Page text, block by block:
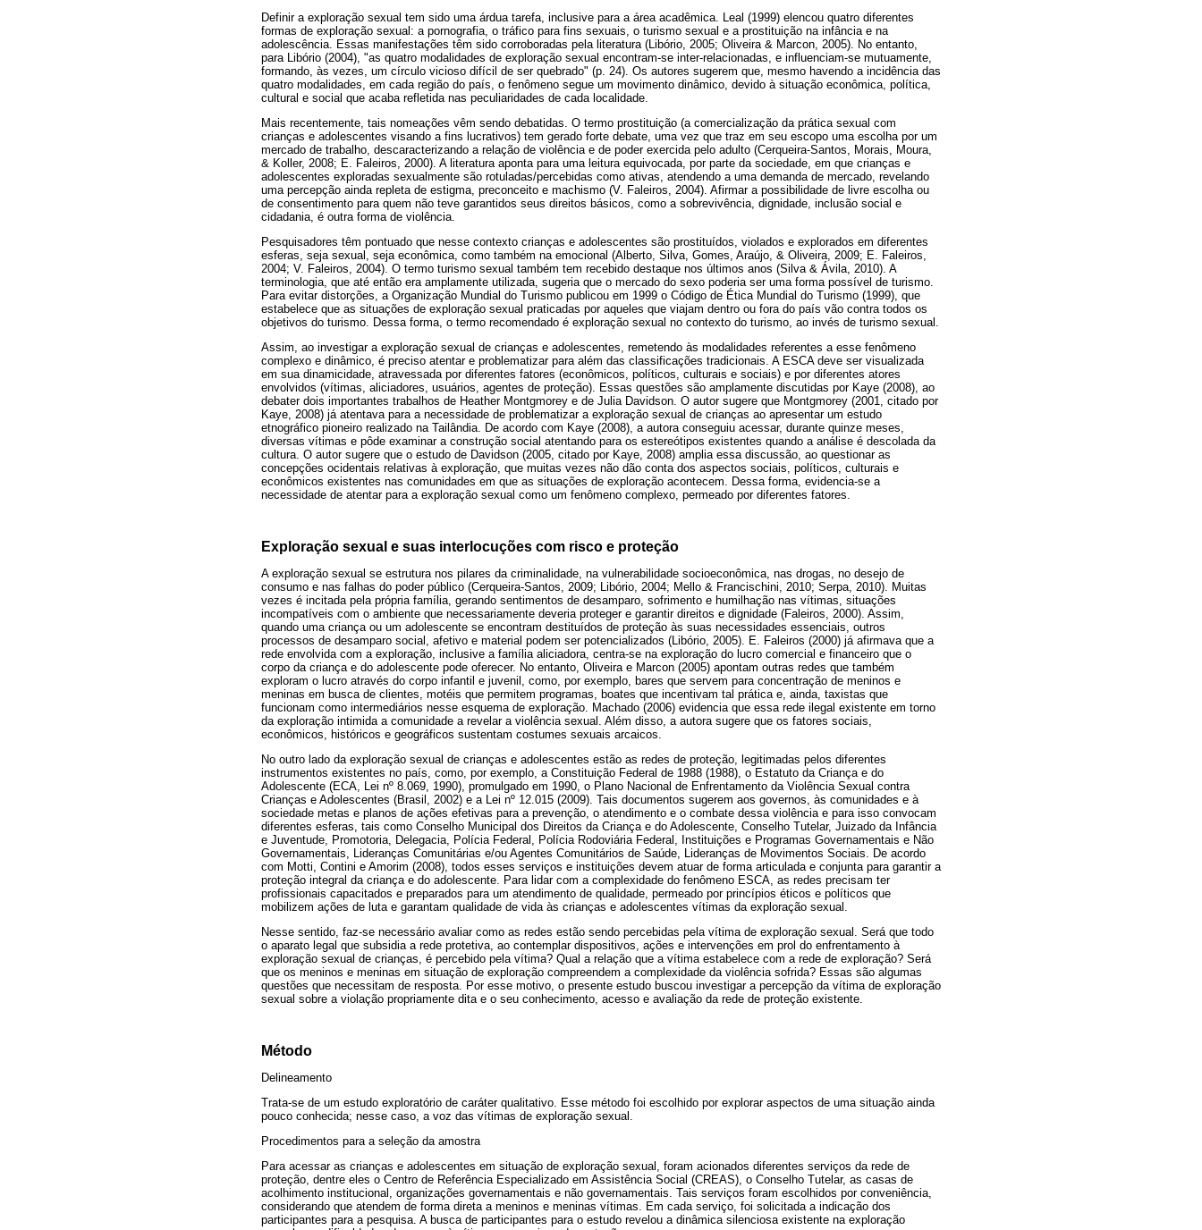
Definir a exploração sexual tem sido uma árdua tarefa, inclusive para a área acadêmica. Leal (1999) elencou quatro diferentes
formas de exploração sexual: a pornografia, o tráfico para fins sexuais, o turismo sexual e a prostituição na infância e na
adolescência. Essas manifestações têm sido corroboradas pela literatura (Libório, 2005; Oliveira & Marcon, 2005). No entanto,
para Libório (2004), "as quatro modalidades de exploração sexual encontram-se inter-relacionadas, e influenciam-se mutuamente,
formando, às vezes, um círculo vicioso difícil de ser quebrado" (p. 24). Os autores sugerem que, mesmo havendo a incidência das
quatro modalidades, em cada região do país, o fenômeno segue um movimento dinâmico, devido à situação econômica, política,
cultural e social que acaba refletida nas peculiaridades de cada localidade.
Mais recentemente, tais nomeações vêm sendo debatidas. O termo prostituição (a comercialização da prática sexual com
crianças e adolescentes visando a fins lucrativos) tem gerado forte debate, uma vez que traz em seu escopo uma escolha por um
mercado de trabalho, descaracterizando a relação de violência e de poder exercida pelo adulto (Cerqueira-Santos, Morais, Moura,
& Koller, 2008; E. Faleiros, 2000). A literatura aponta para uma leitura equivocada, por parte da sociedade, em que crianças e
adolescentes exploradas sexualmente são rotuladas/percebidas como ativas, atendendo a uma demanda de mercado, revelando
uma percepção ainda repleta de estigma, preconceito e machismo (V. Faleiros, 2004). Afirmar a possibilidade de livre escolha ou
de consentimento para quem não teve garantidos seus direitos básicos, como a sobrevivência, dignidade, inclusão social e
cidadania, é outra forma de violência.
Pesquisadores têm pontuado que nesse contexto crianças e adolescentes são prostituídos, violados e explorados em diferentes
esferas, seja sexual, seja econômica, como também na emocional (Alberto, Silva, Gomes, Araújo, & Oliveira, 2009; E. Faleiros,
2004; V. Faleiros, 2004). O termo turismo sexual também tem recebido destaque nos últimos anos (Silva & Ávila, 2010). A
terminologia, que até então era amplamente utilizada, sugeria que o mercado do sexo poderia ser uma forma possível de turismo.
Para evitar distorções, a Organização Mundial do Turismo publicou em 1999 o Código de Ética Mundial do Turismo (1999), que
estabelece que as situações de exploração sexual praticadas por aqueles que viajam dentro ou fora do país vão contra todos os
objetivos do turismo. Dessa forma, o termo recomendado é exploração sexual no contexto do turismo, ao invés de turismo sexual.
Assim, ao investigar a exploração sexual de crianças e adolescentes, remetendo às modalidades referentes a esse fenômeno
complexo e dinâmico, é preciso atentar e problematizar para além das classificações tradicionais. A ESCA deve ser visualizada
em sua dinamicidade, atravessada por diferentes fatores (econômicos, políticos, culturais e sociais) e por diferentes atores
envolvidos (vítimas, aliciadores, usuários, agentes de proteção). Essas questões são amplamente discutidas por Kaye (2008), ao
debater dois importantes trabalhos de Heather Montgmorey e de Julia Davidson. O autor sugere que Montgmorey (2001, citado por
Kaye, 2008) já atentava para a necessidade de problematizar a exploração sexual de crianças ao apresentar um estudo
etnográfico pioneiro realizado na Tailândia. De acordo com Kaye (2008), a autora conseguiu acessar, durante quinze meses,
diversas vítimas e pôde examinar a construção social atentando para os estereótipos existentes quando a análise é descolada da
cultura. O autor sugere que o estudo de Davidson (2005, citado por Kaye, 2008) amplia essa discussão, ao questionar as
concepções ocidentais relativas à exploração, que muitas vezes não dão conta dos aspectos sociais, políticos, culturais e
econômicos existentes nas comunidades em que as situações de exploração acontecem. Dessa forma, evidencia-se a
necessidade de atentar para a exploração sexual como um fenômeno complexo, permeado por diferentes fatores.
Exploração sexual e suas interlocuções com risco e proteção
A exploração sexual se estrutura nos pilares da criminalidade, na vulnerabilidade socioeconômica, nas drogas, no desejo de
consumo e nas falhas do poder público (Cerqueira-Santos, 2009; Libório, 2004; Mello & Francischini, 2010; Serpa, 2010). Muitas
vezes é incitada pela própria família, gerando sentimentos de desamparo, sofrimento e humilhação nas vítimas, situações
incompatíveis com o ambiente que necessariamente deveria proteger e garantir direitos e dignidade (Faleiros, 2000). Assim,
quando uma criança ou um adolescente se encontram destituídos de proteção às suas necessidades essenciais, outros
processos de desamparo social, afetivo e material podem ser potencializados (Libório, 2005). E. Faleiros (2000) já afirmava que a
rede envolvida com a exploração, inclusive a família aliciadora, centra-se na exploração do lucro comercial e financeiro que o
corpo da criança e do adolescente pode oferecer. No entanto, Oliveira e Marcon (2005) apontam outras redes que também
exploram o lucro através do corpo infantil e juvenil, como, por exemplo, bares que servem para concentração de meninos e
meninas em busca de clientes, motéis que permitem programas, boates que incentivam tal prática e, ainda, taxistas que
funcionam como intermediários nesse esquema de exploração. Machado (2006) evidencia que essa rede ilegal existente em torno
da exploração intimida a comunidade a revelar a violência sexual. Além disso, a autora sugere que os fatores sociais,
econômicos, históricos e geográficos sustentam costumes sexuais arcaicos.
No outro lado da exploração sexual de crianças e adolescentes estão as redes de proteção, legitimadas pelos diferentes
instrumentos existentes no país, como, por exemplo, a Constituição Federal de 1988 (1988), o Estatuto da Criança e do
Adolescente (ECA, Lei nº 8.069, 1990), promulgado em 1990, o Plano Nacional de Enfrentamento da Violência Sexual contra
Crianças e Adolescentes (Brasil, 2002) e a Lei nº 12.015 (2009). Tais documentos sugerem aos governos, às comunidades e à
sociedade metas e planos de ações efetivas para a prevenção, o atendimento e o combate dessa violência e para isso convocam
diferentes esferas, tais como Conselho Municipal dos Direitos da Criança e do Adolescente, Conselho Tutelar, Juizado da Infância
e Juventude, Promotoria, Delegacia, Polícia Federal, Polícia Rodoviária Federal, Instituições e Programas Governamentais e Não
Governamentais, Lideranças Comunitárias e/ou Agentes Comunitários de Saúde, Lideranças de Movimentos Sociais. De acordo
com Motti, Contini e Amorim (2008), todos esses serviços e instituições devem atuar de forma articulada e conjunta para garantir a
proteção integral da criança e do adolescente. Para lidar com a complexidade do fenômeno ESCA, as redes precisam ter
profissionais capacitados e preparados para um atendimento de qualidade, permeado por princípios éticos e políticos que
mobilizem ações de luta e garantam qualidade de vida às crianças e adolescentes vítimas da exploração sexual.
Nesse sentido, faz-se necessário avaliar como as redes estão sendo percebidas pela vítima de exploração sexual. Será que todo
o aparato legal que subsidia a rede protetiva, ao contemplar dispositivos, ações e intervenções em prol do enfrentamento à
exploração sexual de crianças, é percebido pela vítima? Qual a relação que a vítima estabelece com a rede de exploração? Será
que os meninos e meninas em situação de exploração compreendem a complexidade da violência sofrida? Essas são algumas
questões que necessitam de resposta. Por esse motivo, o presente estudo buscou investigar a percepção da vítima de exploração
sexual sobre a violação propriamente dita e o seu conhecimento, acesso e avaliação da rede de proteção existente.
Método
Delineamento
Trata-se de um estudo exploratório de caráter qualitativo. Esse método foi escolhido por explorar aspectos de uma situação ainda
pouco conhecida; nesse caso, a voz das vítimas de exploração sexual.
Procedimentos para a seleção da amostra
Para acessar as crianças e adolescentes em situação de exploração sexual, foram acionados diferentes serviços da rede de
proteção, dentre eles o Centro de Referência Especializado em Assistência Social (CREAS), o Conselho Tutelar, as casas de
acolhimento institucional, organizações governamentais e não governamentais. Tais serviços foram escolhidos por conveniência,
considerando que atendem de forma direta a meninos e meninas vítimas. Em cada serviço, foi solicitada a indicação dos
participantes para a pesquisa. A busca de participantes para o estudo revelou a dinâmica silenciosa existente na exploração